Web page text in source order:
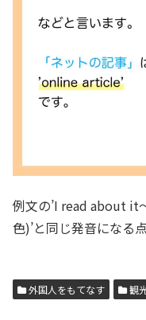
例文の’I read about it
色)’と同じ発音になる
外国人をもてなす 観